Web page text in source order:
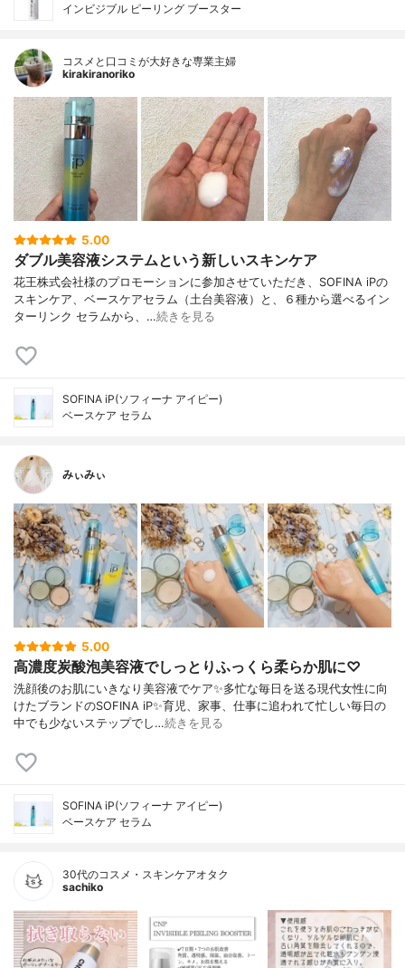
インビジブル ピーリング ブースター
コスメと口コミが大好きな専業主婦
kirakiranoriko
5.00
ダブル美容液システムという新しいスキンケア
花王株式会社様のプロモーションに参加させていただき、SOFINA iPの
スキンケア、ベースケアセラム（土台美容液）と、６種から選べるイン
ターリンク セラムから、…続きを見る
SOFINA iP(ソフィーナ アイピー)
ベースケア セラム
みぃみぃ
5.00
高濃度炭酸泡美容液でしっとりふっくら柔らか肌に♡
洗顔後のお肌にいきなり美容液でケア✨多忙な毎日を送る現代女性に向
けたブランドのSOFINA iP✨育児、家事、仕事に追われて忙しい毎日の
中でも少ないステップでし…続きを見る
SOFINA iP(ソフィーナ アイピー)
ベースケア セラム
30代のコスメ・スキンケアオタク
sachiko